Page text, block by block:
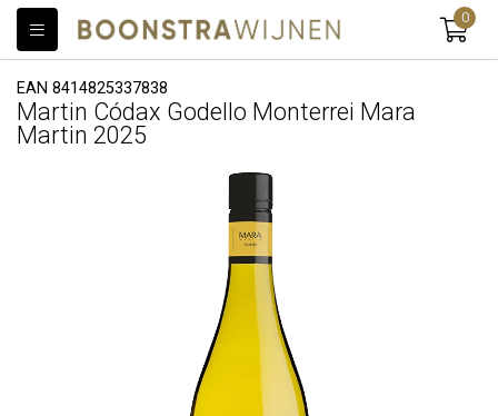
0
EAN 8414825337838
Martin Códax Godello Monterrei Mara
Martin 2025